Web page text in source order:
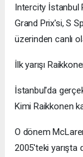
Intercity İstanbul
Grand Prix'si, S
üzerinden canlı
İlk yarışı
İstanbul'da
Kimi Raikkonen
O dönem
2005'teki yarışta